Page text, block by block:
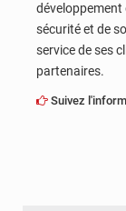
développement
sécurité et de
service de ses
partenaires.
Suivez